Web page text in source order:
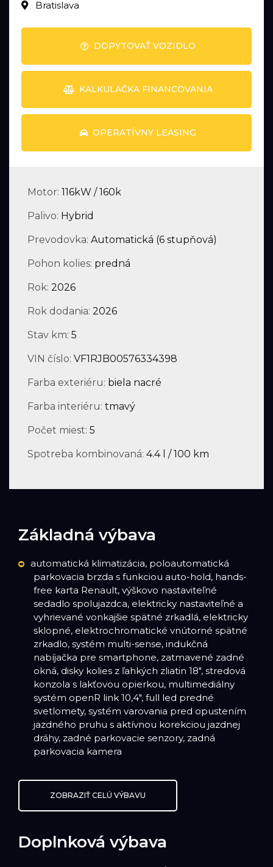
Bratislava
DOPYTOVAŤ VOZIDLO
KALKULAČKA FINANCOVANIA
OPERATÍVNY LEASING
Motor: 116kW / 160k
Palivo: Hybrid
Prevodovka: Automatická (6 stupňová)
Pohon kolies: predná
Rok: 2026
Rok dodania: 2026
Stav km: 5
VIN číslo: VF1RJB00576334398
Farba exteriéru: biela nacré
Farba interiéru: tmavý
Počet miest: 5
Spotreba kombinovaná: 4.4 l / 100 km
Základná výbava
automatická klimatizácia, poloautomatická
parkovacia brzda s funkciou auto-hold, hands-
free karta Renault, výškovo nastaviteľné
sedadlo spolujazdca, elektricky nastaviteľné a
vyhrievané vonkajšie spätné zrkadlá, elektricky
sklopné, elektrochromatické vnútorné spätné
zrkadlo, systém multi-sense, indukčná
nabíjačka pre smartphone, zatmavené zadné
okná, disky kolies z ľahkých zliatin 18", stredová
konzola s lakťovou opierkou, multimediálny
systém openR link 10,4", full led predné
svetlomety, systém varovania pred opustením
jazdného pruhu s aktívnou korekciou jazdnej
dráhy, zadné parkovacie senzory, zadná
parkovacia kamera
ZOBRAZIŤ CELÚ VÝBAVU
Doplnková výbava